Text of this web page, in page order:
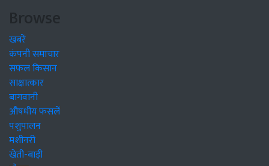
Browse
खबरें
कंपनी समाचार
सफल किसान
साक्षात्कार
बागवानी
औषधीय फसलें
पशुपालन
मशीनरी
खेती-बाड़ी